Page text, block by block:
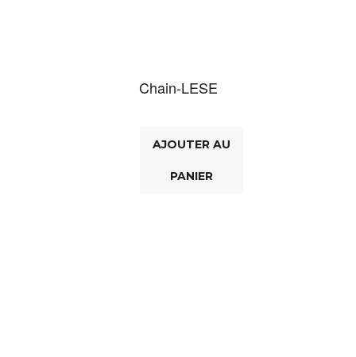
Chain-LESE
AJOUTER AU
PANIER